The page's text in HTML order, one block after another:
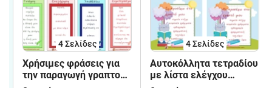
4Σελίδες
Χρήσιμες φράσεις για
την παραγωγή γραπτού
4Σελίδες
Αυτοκόλλητα τετραδίου
με λίστα ελέγχου